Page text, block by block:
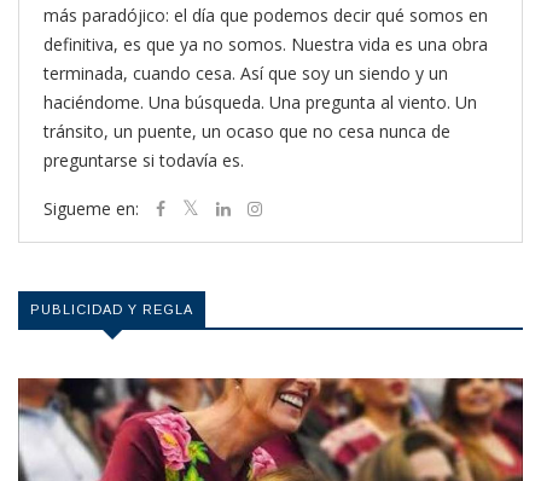
más paradójico: el día que podemos decir qué somos en
definitiva, es que ya no somos. Nuestra vida es una obra
terminada, cuando cesa. Así que soy un siendo y un
haciéndome. Una búsqueda. Una pregunta al viento. Un
tránsito, un puente, un ocaso que no cesa nunca de
preguntarse si todavía es.
Sigueme en:
PUBLICIDAD Y REGLA